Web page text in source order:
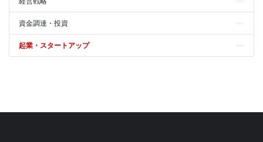
資金調達・投資
起業・スタートアップ